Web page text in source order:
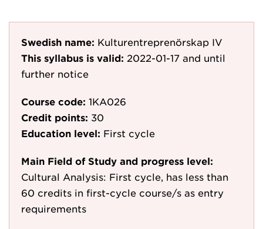
Swedish name: Kulturentreprenörskap IV
This syllabus is valid: 2022-01-17 and until
further notice
Course code: 1KA026
Credit points: 30
Education level: First cycle
Main Field of Study and progress level:
Cultural Analysis: First cycle, has less than
60 credits in first-cycle course/s as entry
requirements